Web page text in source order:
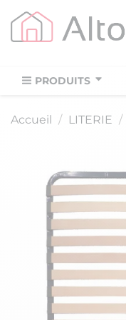
PRODUITS
Accueil LITERIE